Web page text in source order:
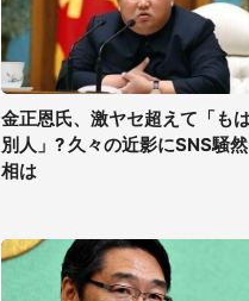
金正恩氏、激ヤセ超えて「も
別人」? 久々の近影にSNS騒
相は